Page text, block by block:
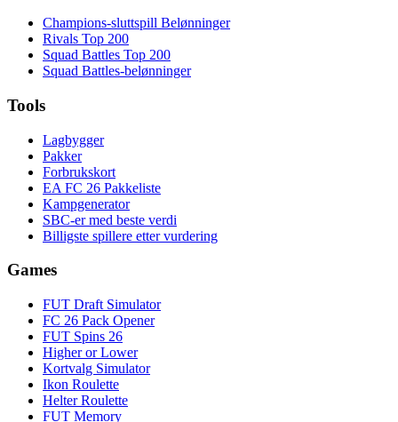
Champions-sluttspill Belønninger
Rivals Top 200
Squad Battles Top 200
Squad Battles-belønninger
Tools
Lagbygger
Pakker
Forbrukskort
EA FC 26 Pakkeliste
Kampgenerator
SBC-er med beste verdi
Billigste spillere etter vurdering
Games
FUT Draft Simulator
FC 26 Pack Opener
FUT Spins 26
Higher or Lower
Kortvalg Simulator
Ikon Roulette
Helter Roulette
FUT Memory